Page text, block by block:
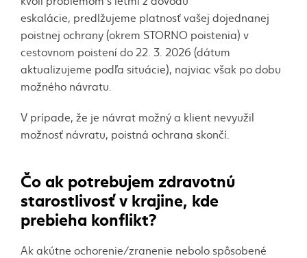
eskalácie, predlžujeme platnosť vašej dojednanej
poistnej ochrany (okrem STORNO poistenia) v
cestovnom poistení do 22. 3. 2026 (dátum
aktualizujeme podľa situácie), najviac však po dobu
možného návratu.
V prípade, že je návrat možný a klient nevyužil
možnosť návratu, poistná ochrana skončí.
Čo ak potrebujem zdravotnú
starostlivosť v krajine, kde
prebieha konflikt?
Ak akútne ochorenie/zranenie nebolo spôsobené